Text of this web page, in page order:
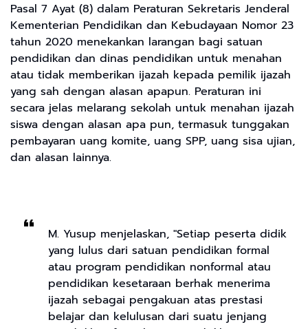
Pasal 7 Ayat (8) dalam Peraturan Sekretaris Jenderal
Kementerian Pendidikan dan Kebudayaan Nomor 23
tahun 2020 menekankan larangan bagi satuan
pendidikan dan dinas pendidikan untuk menahan
atau tidak memberikan ijazah kepada pemilik ijazah
yang sah dengan alasan apapun. Peraturan ini
secara jelas melarang sekolah untuk menahan ijazah
siswa dengan alasan apa pun, termasuk tunggakan
pembayaran uang komite, uang SPP, uang sisa ujian,
dan alasan lainnya.
M. Yusup menjelaskan, "Setiap peserta didik
yang lulus dari satuan pendidikan formal
atau program pendidikan nonformal atau
pendidikan kesetaraan berhak menerima
ijazah sebagai pengakuan atas prestasi
belajar dan kelulusan dari suatu jenjang